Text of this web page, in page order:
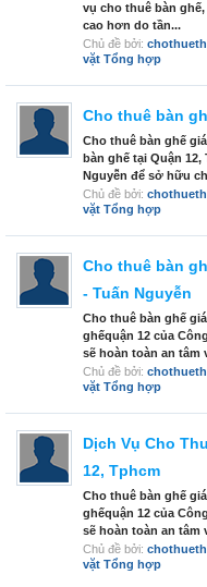
vụ cho thuê bàn
cao hơn do tần...
Chủ đề bởi:
vặt Tổng hợp
Cho thuê bàn
Cho thuê bàn ghế
bàn ghế tại Quận 12,
Nguyễn để sở hữu
Chủ đề bởi:
vặt Tổng hợp
Cho thuê bàn
- Tuấn Nguyễn
Cho thuê bàn ghế
ghếquận 12 của
sẽ hoàn toàn an tâm
Chủ đề bởi:
vặt Tổng hợp
Dịch Vụ Cho
12, Tphcm
Cho thuê bàn ghế
ghếquận 12 của
sẽ hoàn toàn an tâm
Chủ đề bởi:
vặt Tổng hợp